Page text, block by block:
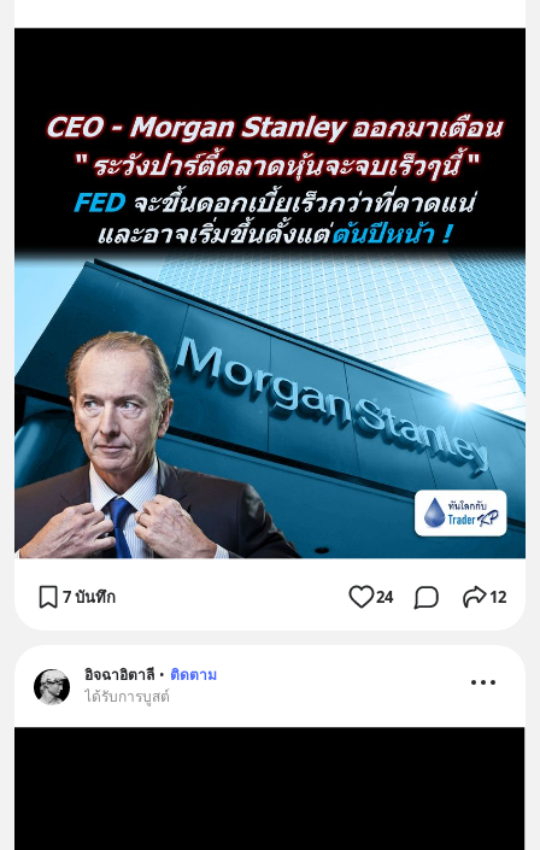
7 บันทึก 24 12
อิจฉาอิตาลี • ติดตาม
ได้รับการบูสต์